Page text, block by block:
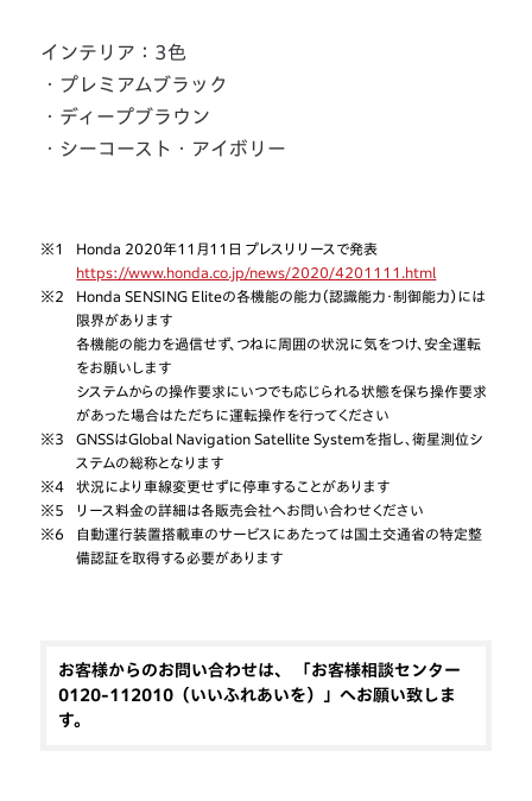
インテリア：3色
・プレミアムブラック
・ディープブラウン
・シーコースト・アイボリー
※1
Honda 2020年11月11日 プレスリリースで発表
https://www.honda.co.jp/news/2020/4201111.html
※2
Honda SENSING Eliteの各機能の能力（認識能力・制御能力）には
限界があります
各機能の能力を過信せず、つねに周囲の状況に気をつけ、安全運転
をお願いします
システムからの操作要求にいつでも応じられる状態を保ち操作要求
があった場合はただちに運転操作を行ってください
※3
GNSSはGlobal Navigation Satellite Systemを指し、衛星測位シ
ステムの総称となります
※4
状況により車線変更せずに停車することがあります
※5
リース料金の詳細は各販売会社へお問い合わせください
※6
自動運行装置搭載車のサービスにあたっては国土交通省の特定整
備認証を取得する必要があります
お客様からのお問い合わせは、 「お客様相談センター
0120-112010（いいふれあいを）」へお願い致しま
す。